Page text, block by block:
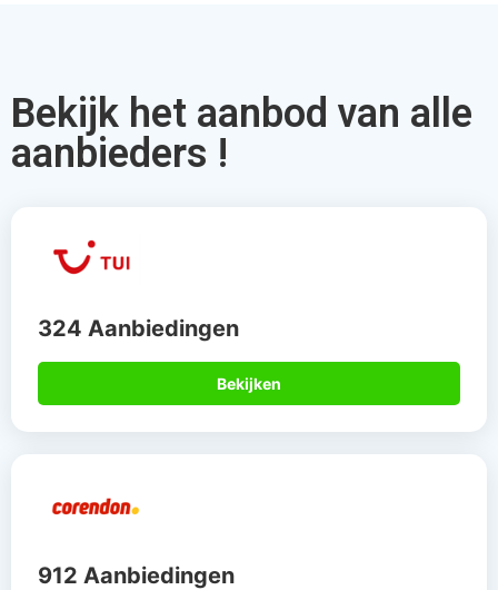
Bekijk het aanbod van alle
aanbieders !
324 Aanbiedingen
Bekijken
912 Aanbiedingen